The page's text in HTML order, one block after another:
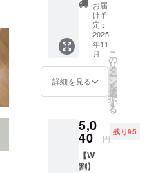
してまいり
新商品やお
得情報は、
LINE公式ア
ぜひこの機
会にお友達
→2,940
（税・
送料
込） ■
匠の刃
（定価
4,200
円）× 1
ミケー
ス ・爪
切り本
体 ・爪
やすり
お届
け予
定：
2025
年11
月
詳細を見る
こ
の
リ
タ
ー
ン
を
選
択
す
る
5,0
40 円
残り95
【W
割】